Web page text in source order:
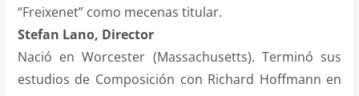
“Freixenet” como mecenas titular.
Stefan Lano, Director
Nació en Worcester (Massachusetts). Terminó sus
estudios de Composición con Richard Hoffmann en